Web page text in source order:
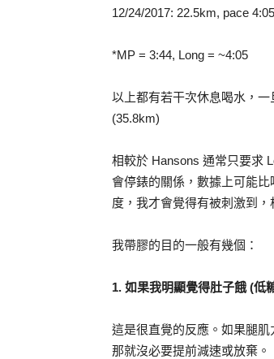
12/24/2017: 22.5km, pace
*MP = 3:44, Long = ~4:05
以上都有若干次休息喝水，
(35.8km)
相較於 Hansons 通常只要求
會停錶的關係，數據上可能
度，我才會覺得有被刺激到，
我帶膠的目的一般有幾個：
1. 如果我明顯覺得肚子餓 (低
這是很直覺的反應。如果腿
那就沒必要提前減速或放棄。